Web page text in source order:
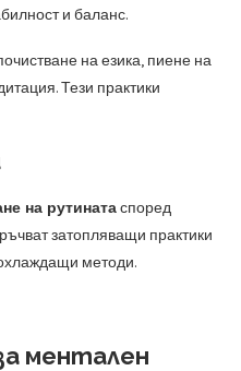
и баланс.
на езика, пиене на
Тези практики
на рутинатаспоред
затопляващи практики
методи.
ментален